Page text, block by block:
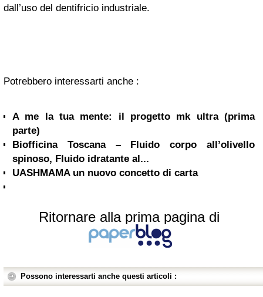
dall’uso del dentifricio industriale.
Potrebbero interessarti anche :
A me la tua mente: il progetto mk ultra (prima
parte)
Biofficina Toscana – Fluido corpo all’olivello
spinoso, Fluido idratante al...
UASHMAMA un nuovo concetto di carta
Ritornare alla prima pagina di
Possono interessarti anche questi articoli :